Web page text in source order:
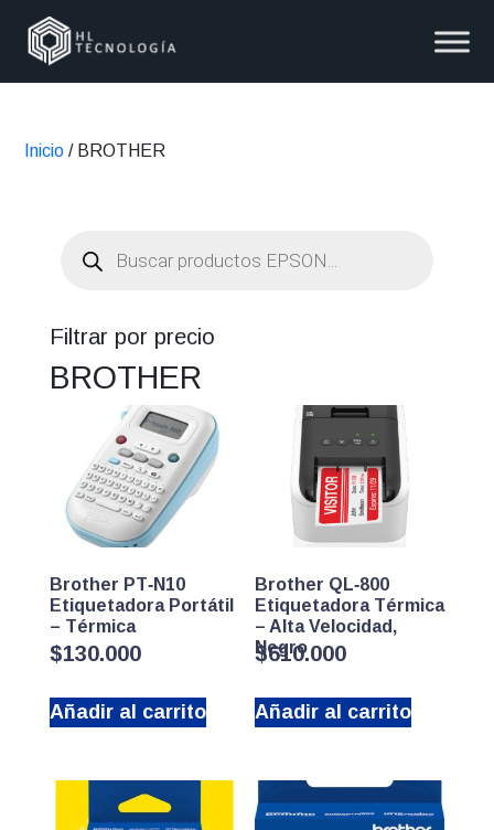
Inicio / BROTHER
productos
Filtrar por precio
BROTHER
Brother PT‑N10
Etiquetadora Portátil
– Térmica
$130.000
Añadir al carrito
Brother QL‑800
Etiquetadora Térmica
– Alta Velocidad,
Negro
$610.000
Añadir al carrito